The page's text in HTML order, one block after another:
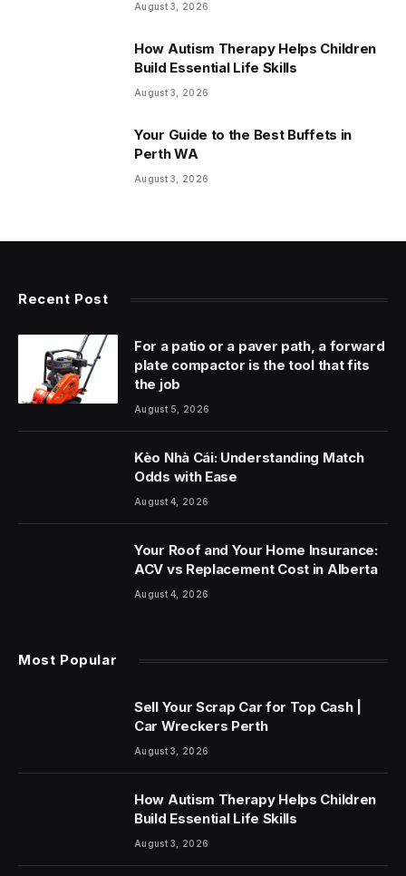
August 3, 2026
How Autism Therapy Helps Children
Build Essential Life Skills
August 3, 2026
Your Guide to the Best Buffets in
Perth WA
August 3, 2026
Recent Post
For a patio or a paver path, a forward
plate compactor is the tool that fits
the job
August 5, 2026
Kèo Nhà Cái: Understanding Match
Odds with Ease
August 4, 2026
Your Roof and Your Home Insurance:
ACV vs Replacement Cost in Alberta
August 4, 2026
Most Popular
Sell Your Scrap Car for Top Cash |
Car Wreckers Perth
August 3, 2026
How Autism Therapy Helps Children
Build Essential Life Skills
August 3, 2026